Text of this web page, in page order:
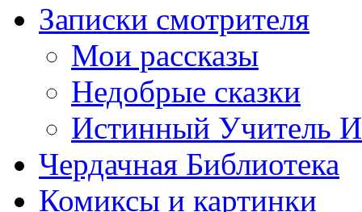
Записки смотрителя
Мои рассказы
Недобрые сказки
Истинный Учитель
Чердачная Библиотека
Комиксы и картинки